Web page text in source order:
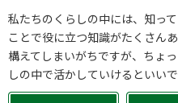
私たちのくらしの中には、知っ
ことで役に立つ知識がたくさん
構えてしまいがちですが、ちょ
しの中で活かしていけるといいで